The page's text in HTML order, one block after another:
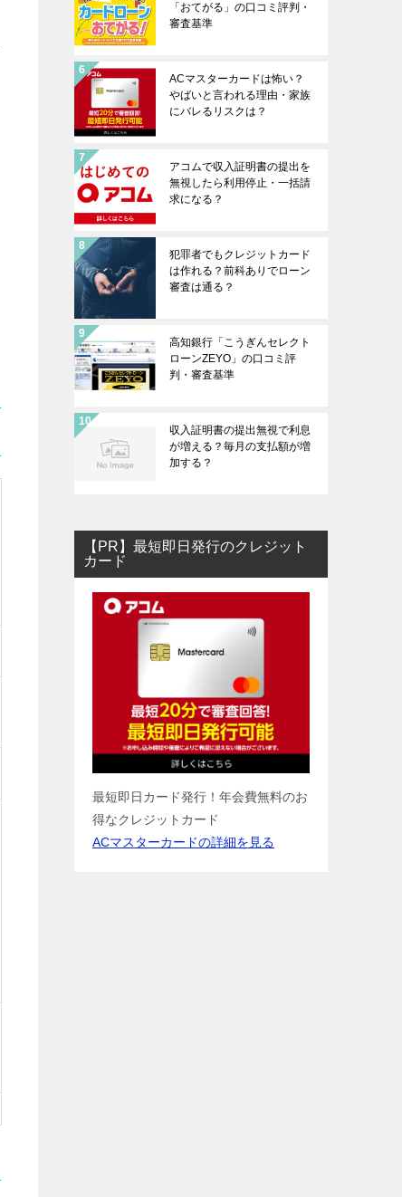
「おてがる」の口コミ評判・
審査基準
ACマスターカードは怖い？
やばいと言われる理由・家族
にバレるリスクは？
アコムで収入証明書の提出を
無視したら利用停止・一括請
求になる？
犯罪者でもクレジットカード
は作れる？前科ありでローン
審査は通る？
高知銀行「こうぎんセレクト
ローンZEYO」の口コミ評
判・審査基準
収入証明書の提出無視で利息
が増える？毎月の支払額が増
加する？
【PR】最短即日発行のクレジット
カード
最短即日カード発行！年会費無料のお
得なクレジットカード
ACマスターカードの詳細を見る